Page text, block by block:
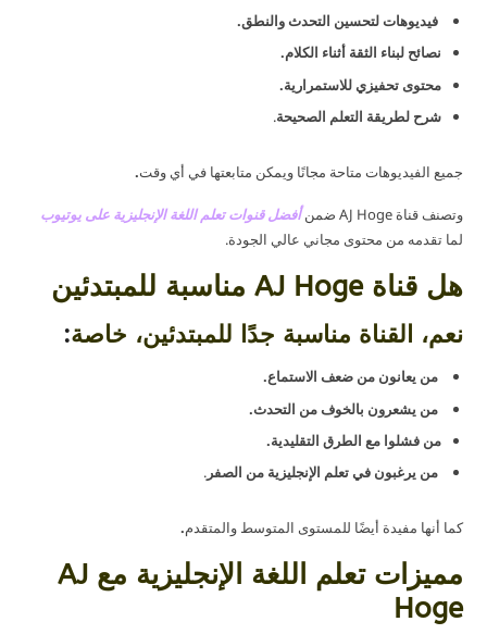
فيديوهات لتحسين التحدث والنطق.
نصائح لبناء الثقة أثناء الكلام.
محتوى تحفيزي للاستمرارية.
شرح لطريقة التعلم الصحيحة.
جميع الفيديوهات متاحة مجانًا ويمكن متابعتها في أي وقت.
وتصنف قناة AJ Hoge ضمن
أفضل قنوات تعلم اللغة الإنجليزية على يوتيوب
لما تقدمه من محتوى مجاني عالي الجودة.
هل قناة AJ Hoge مناسبة للمبتدئين
نعم، القناة مناسبة جدًا للمبتدئين، خاصة:
من يعانون من ضعف الاستماع.
من يشعرون بالخوف من التحدث.
من فشلوا مع الطرق التقليدية.
من يرغبون في تعلم الإنجليزية من الصفر .
كما أنها مفيدة أيضًا للمستوى المتوسط والمتقدم.
مميزات تعلم اللغة الإنجليزية مع AJ
Hoge